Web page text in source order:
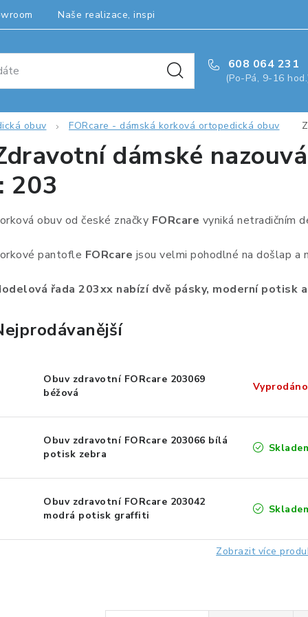
Naše realizace, inspirace a návody
608 064 231
(Po-Pá, 9-16
obuv FORcare - dámská korková ortopedická obuv
dámské
203
obuv od české značky FORcare vyniká netradičním
pantofle FORcare jsou velmi pohodlné na došlap a
řada 203xx nabízí dvě pásky, moderní potisk
Obuv zdravotní FORcare 203069
béžová
Vyprodáno
Obuv zdravotní FORcare 203066 bílá
potisk zebra
Obuv zdravotní FORcare 203042
modrá potisk graffiti
Zobrazit více